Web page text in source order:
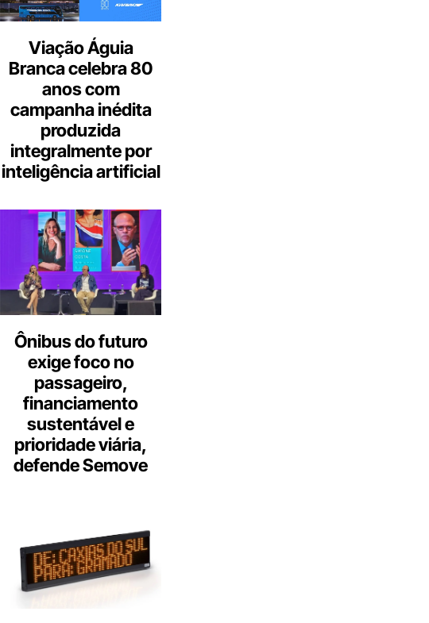
Viação Águia
Branca celebra 80
anos com
campanha inédita
produzida
integralmente por
inteligência artificial
Ônibus do futuro
exige foco no
passageiro,
financiamento
sustentável e
prioridade viária,
defende Semove